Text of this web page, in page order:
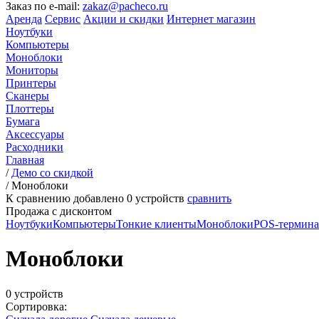
Заказ по e-mail: zakaz@pacheco.ru
Аренда Сервис Акции и скидки Интернет магазин
Ноутбуки
Компьютеры
Моноблоки
Мониторы
Принтеры
Сканеры
Плоттеры
Бумага
Аксессуары
Расходники
Главная
/ Демо со скидкой
/Моноблоки
К сравнению добавлено 0 устройств сравнить
Продажа с дисконтом
НоутбукиКомпьютерыТонкие клиентыМоноблокиPOS-
Моноблоки
0 устройств
Сортировка: